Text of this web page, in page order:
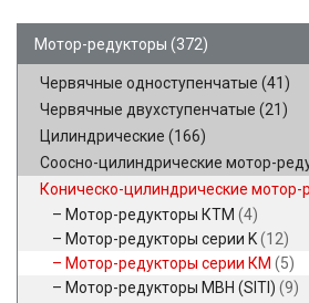
Мотор-редукторы (372)
Червячные одноступенчатые (41)
Червячные двухступенчатые (21)
Цилиндрические (166)
Соосно-цилиндрические мотор-
Коническо-цилиндрические мотор-
Мотор-редукторы КТМ (4)
Мотор-редукторы серии K(12)
Мотор-редукторы серии КМ (5)
Мотор-редукторы MBH (SITI) (9)